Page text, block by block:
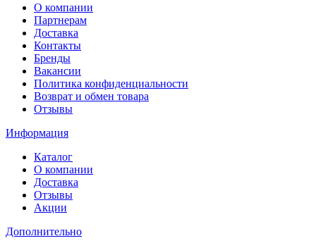
О компании
Партнерам
Доставка
Контакты
Бренды
Вакансии
Политика конфиденциальности
Возврат и обмен товара
Отзывы
Информация
Каталог
О компании
Доставка
Отзывы
Акции
Дополнительно